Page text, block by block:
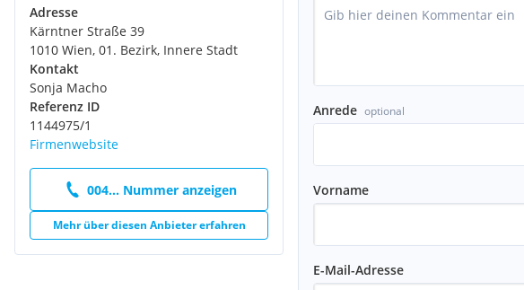
Öffentliche Garagen in der Umgebung
Verkehrsanbindung:
Öffentlich:
Autobus Linie 1A, 2A "Station Herrengasse"
Straßenbahn Linie D, 1, 2, 71 "Station Rathausplatz/ Burgtheater"
Individualverkehr:
Adresse
Kärntner Straße 39
1010 Wien, 01. Bezirk, Innere Stadt
Kontakt
Sonja Macho
Referenz ID
1144975/1
Firmenwebsite
004... Nummer anzeigen
Mehr über diesen Anbieter erfahren
Anrede optional
Vorname
E-Mail-Adresse